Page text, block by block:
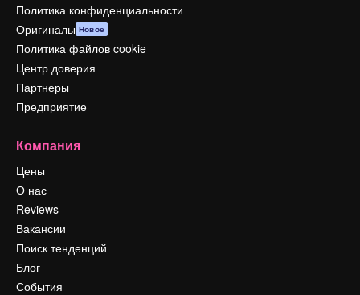
Политика конфиденциальности
Оригиналы Новое
Политика файлов cookie
Центр доверия
Партнеры
Предприятие
Компания
Цены
О нас
Reviews
Вакансии
Поиск тенденций
Блог
События